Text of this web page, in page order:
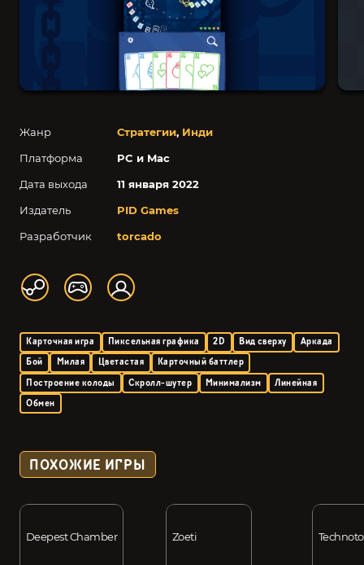
Жанр Стратегии, Инди
Платформа
PC и Mac
Дата выхода
11 января 2022
Издатель
PID Games
Разработчик
torcado
Карточная игра Пиксельная графика 2D Вид сверху
Аркада
Бой
Милая Цветастая
Карточный баттлер
Построение колоды
Скролл-шутер Минимализм
Линейная
Обмен
ПОХОЖИЕ ИГРЫ
Deepest Chamber Zoeti